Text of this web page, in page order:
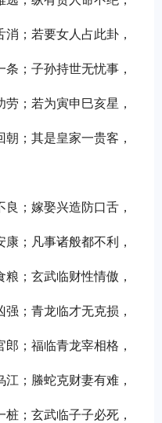
；若要女人占此卦，
；子孙持世无忧事，
；若为寅申巳亥星，
；其是皇家一贵客，
；嫁娶兴造防口舌，
；凡事诸般都不利，
；玄武临财性情傲，
；青龙临才无克损，
；福临青龙宰相格，
；螣蛇克财妻有难，
；玄武临子子必死，